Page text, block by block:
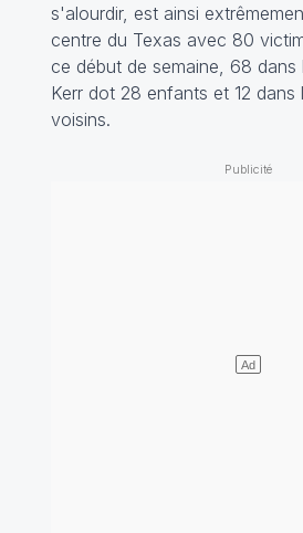
s'alourdir, est ainsi
centre du Texas avec 80
ce début de semaine, 68 dans
Kerr dot 28 enfants et 12 dans
voisins.